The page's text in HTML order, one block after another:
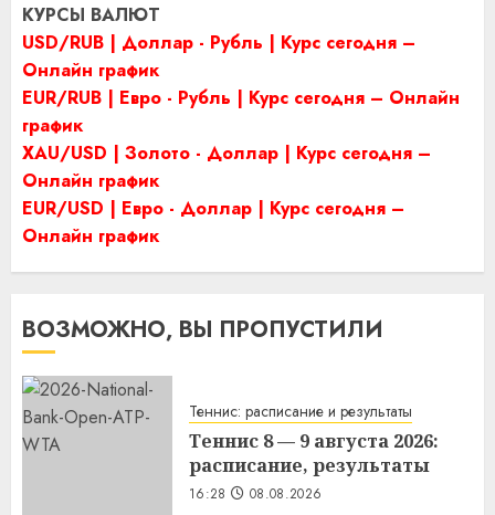
КУРСЫ ВАЛЮТ
USD/RUB | Доллар - Рубль | Курс сегодня –
Онлайн график
EUR/RUB | Евро - Рубль | Курс сегодня – Онлайн
график
XAU/USD | Золото - Доллар | Курс сегодня –
Онлайн график
EUR/USD | Евро - Доллар | Курс сегодня –
Онлайн график
ВОЗМОЖНО, ВЫ ПРОПУСТИЛИ
Теннис: расписание и результаты
Теннис 8 — 9 августа 2026:
расписание, результаты
16:28 08.08.2026